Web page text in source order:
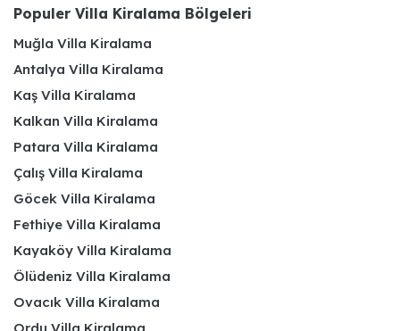
Populer Villa Kiralama Bölgeleri
Muğla Villa Kiralama
Antalya Villa Kiralama
Kaş Villa Kiralama
Kalkan Villa Kiralama
Patara Villa Kiralama
Çalış Villa Kiralama
Göcek Villa Kiralama
Fethiye Villa Kiralama
Kayaköy Villa Kiralama
Ölüdeniz Villa Kiralama
Ovacık Villa Kiralama